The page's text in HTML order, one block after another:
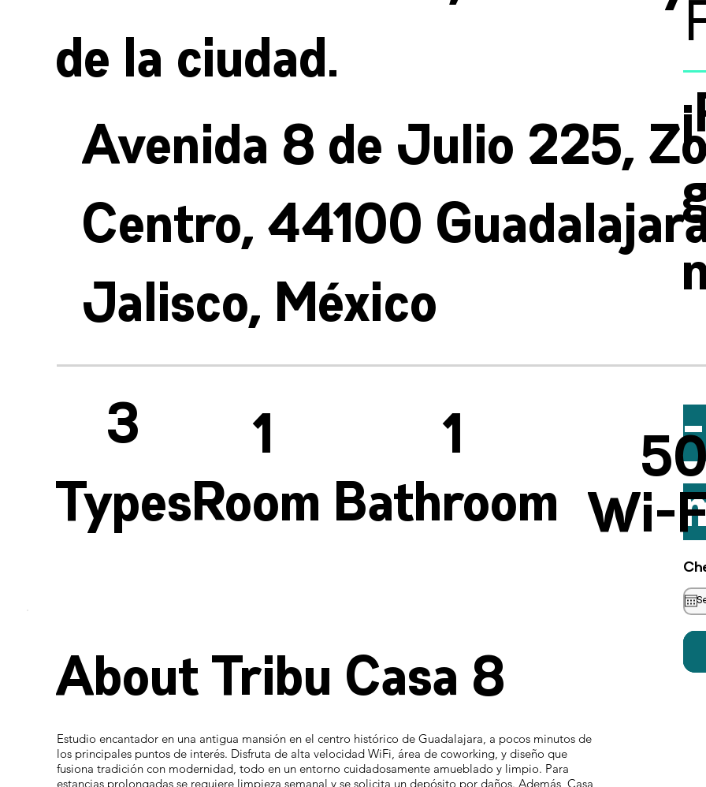
Wi-
1
Bathroom
1
Room
3
Types
Avenida 8 de Julio 225,
Centro, 44100
Jalisco, México
de la ciudad.
About Tribu Casa 8
Estudio encantador en una antigua mansión en el centro histórico de Guadalajara, a pocos minutos de
los principales puntos de interés. Disfruta de alta velocidad WiFi, área de coworking, y diseño que
fusiona tradición con modernidad, todo en un entorno cuidadosamente amueblado y limpio. Para
estancias prolongadas se requiere limpieza semanal y se solicita un depósito por daños. Además, Casa